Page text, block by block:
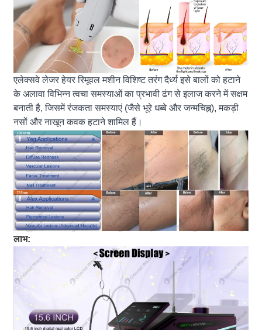
एलेक्सवे लेजर हेयर रिमूवल मशीन विशिष्ट तरंग दैर्ध्य इसे बालों को हटाने
के अलावा विभिन्न त्वचा समस्याओं का प्रभावी ढंग से इलाज करने में सक्षम
बनाती है, जिसमें रंजकता समस्याएं (जैसे भूरे धब्बे और जन्मचिह्न), मकड़ी
नसों और नाखून कवक हटाने शामिल हैं।
लाभ: